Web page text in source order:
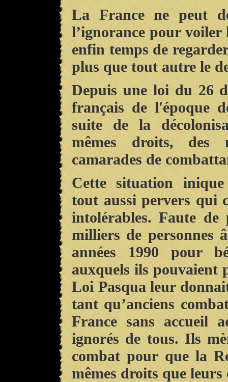
La France ne peut
l’ignorance pour
enfin temps de
plus que tout autre le
Depuis une loi du 26
français de l'époque
suite de la
mêmes droits, des
camarades de
Cette situation inique
tout aussi pervers qui
intolérables. Faute de
milliers de personnes
années 1990 pour
auxquels ils pouvaient
Loi Pasqua leur
tant qu’anciens
France sans accueil
ignorés de tous. Ils
combat pour que la
mêmes droits que